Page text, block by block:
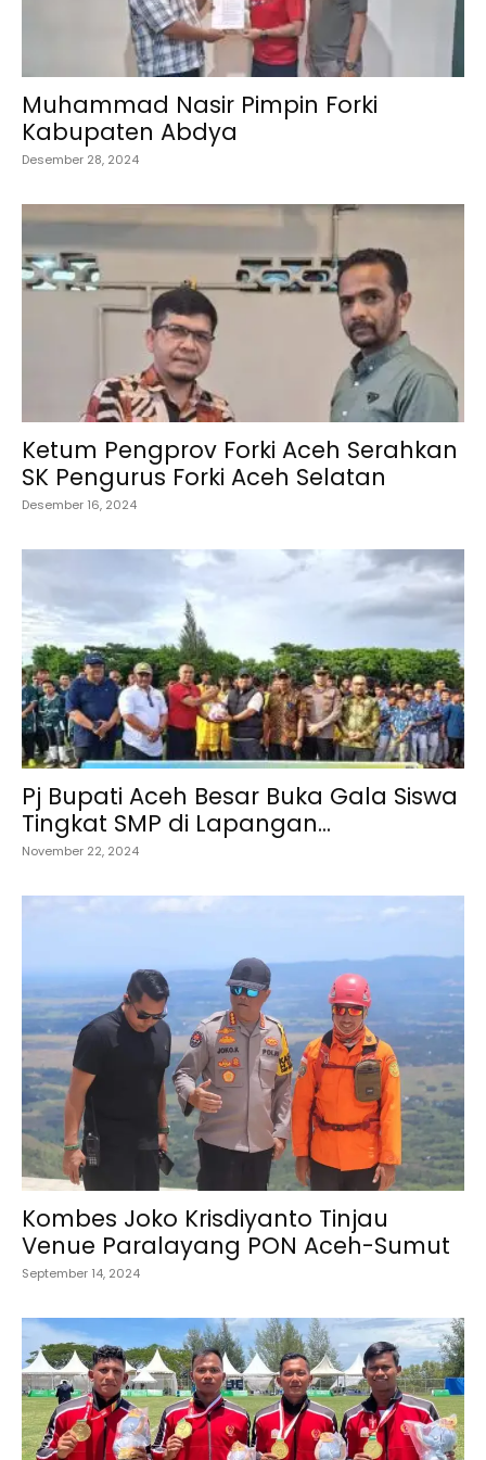
Muhammad Nasir Pimpin Forki
Kabupaten Abdya
Desember 28, 2024
Ketum Pengprov Forki Aceh Serahkan
SK Pengurus Forki Aceh Selatan
Desember 16, 2024
Pj Bupati Aceh Besar Buka Gala Siswa
Tingkat SMP di Lapangan...
November 22, 2024
Kombes Joko Krisdiyanto Tinjau
Venue Paralayang PON Aceh-Sumut
September 14, 2024